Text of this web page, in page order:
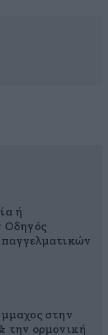
ή
Οδηγός
στην
την ορμονική